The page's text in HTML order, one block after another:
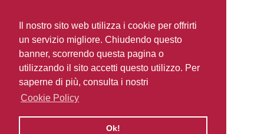
Il nostro sito web utilizza i cookie per offrirti
un servizio migliore. Chiudendo questo
banner, scorrendo questa pagina o
utilizzando il sito accetti questo utilizzo. Per
saperne di più, consulta i nostri
Cookie Policy
Ok!